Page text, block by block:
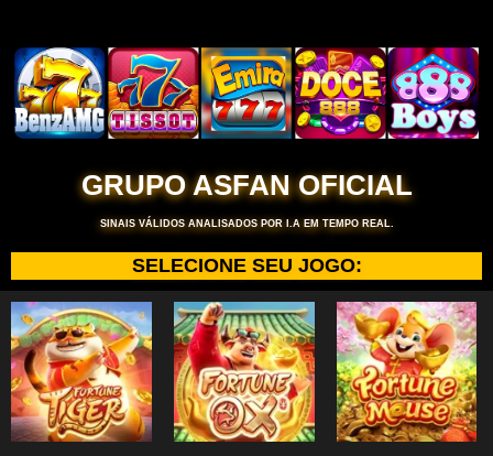
GRUPO ASFAN OFICIAL
SINAIS VÁLIDOS ANALISADOS POR I.A EM TEMPO REAL.
SELECIONE SEU JOGO: